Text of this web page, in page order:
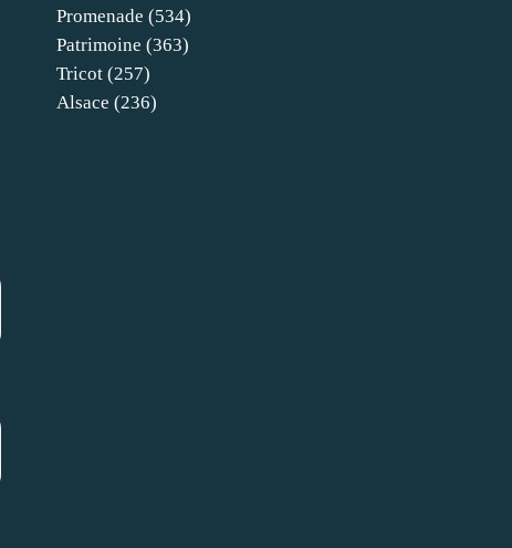
Promenade (534)
Patrimoine (363)
Tricot (257)
Alsace (236)